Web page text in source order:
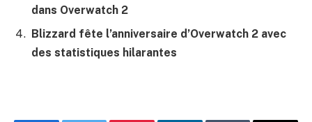
dans Overwatch 2
Blizzard fête l’anniversaire d’Overwatch 2 avec
des statistiques hilarantes